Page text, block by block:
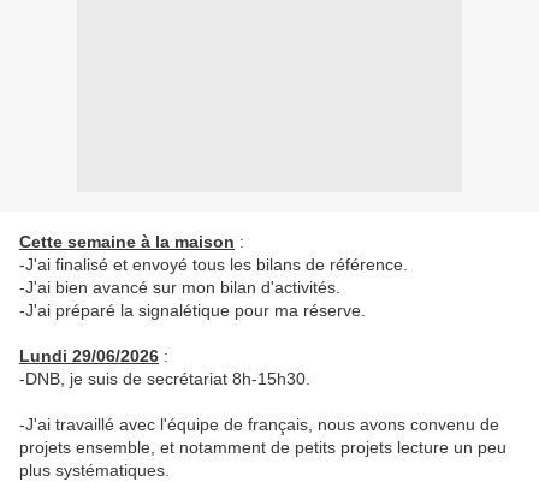
Cette semaine à la maison :
-J'ai finalisé et envoyé tous les bilans de référence.
-J'ai bien avancé sur mon bilan d'activités.
-J'ai préparé la signalétique pour ma réserve.
Lundi 29/06/2026 :
-DNB, je suis de secrétariat 8h-15h30.
-J'ai travaillé avec l'équipe de français, nous avons convenu de
projets ensemble, et notamment de petits projets lecture un peu
plus systématiques.